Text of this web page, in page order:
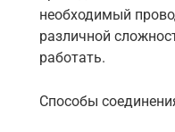
необходимый
различной
работать.
Способы